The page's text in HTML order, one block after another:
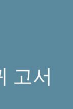
고서